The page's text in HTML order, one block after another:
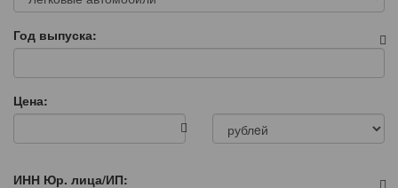
Год выпуска:
Цена:
ИНН Юр. лица/ИП: